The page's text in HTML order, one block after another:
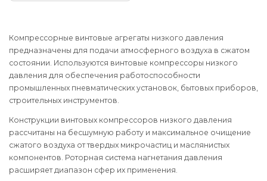
Компрессорные винтовые агрегаты низкого давления
предназначены для подачи атмосферного воздуха в сжатом
состоянии. Используются винтовые компрессоры низкого
давления для обеспечения работоспособности
промышленных пневматических установок, бытовых приборов,
строительных инструментов.
Конструкции винтовых компрессоров низкого давления
рассчитаны на бесшумную работу и максимальное очищение
сжатого воздуха от твердых микрочастиц и маслянистых
компонентов. Роторная система нагнетания давления
расширяет диапазон сфер их применения.